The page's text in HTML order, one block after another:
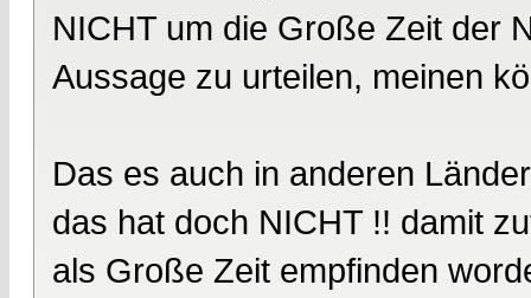
NICHT um die Große Zeit der
Aussage zu urteilen, meinen
Das es auch in anderen
das hat doch NICHT !! damit
als Große Zeit empfinden